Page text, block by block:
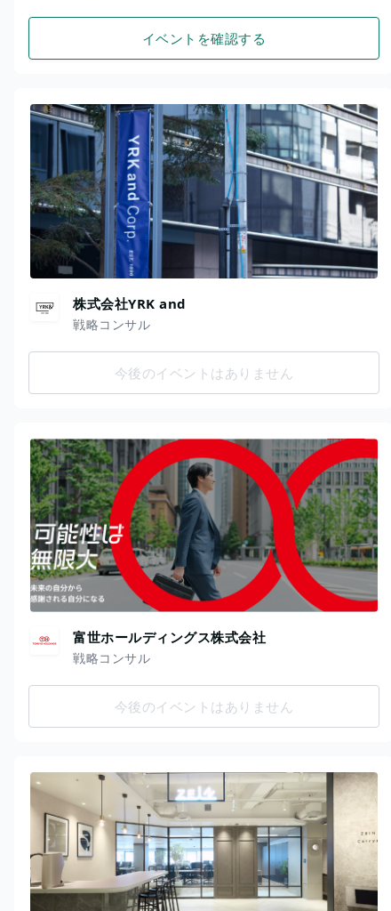
イベントを確認する
株式会社YRK and
戦略コンサル
今後のイベントはありません
富世ホールディングス株式会社
戦略コンサル
今後のイベントはありません